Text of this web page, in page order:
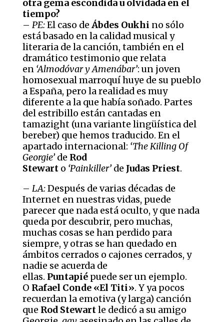
otra gema escondida u olvidada en el
tiempo?
– PE:El caso de Ábdes Oukhi no sólo
está basado en la calidad musical y
literaria de la canción, también en el
dramático testimonio que relata
en ‘Almodóvar y Amenábar’: un joven
homosexual marroquí huye de su pueblo
a España, pero la realidad es muy
diferente a la que había soñado. Partes
del estribillo están cantadas en
tamazight (una variante lingüística del
bereber) que hemos traducido. En el
apartado internacional: ‘The Killing Of
Georgie’de Rod
Stewarto ‘Painkiller’de Judas Priest.
– LA:Después de varias décadas de
Internet en nuestras vidas, puede
parecer que nada está oculto, y que nada
queda por descubrir, pero muchas,
muchas cosas se han perdido para
siempre, y otras se han quedado en
ámbitos cerrados o cajones cerrados, y
nadie se acuerda de
ellas. Puntapiépuede ser un ejemplo.
O Rafael Conde «El Titi». Y ya pocos
recuerdan la emotiva (y larga) canción
que Rod Stewartle dedicó a su amigo